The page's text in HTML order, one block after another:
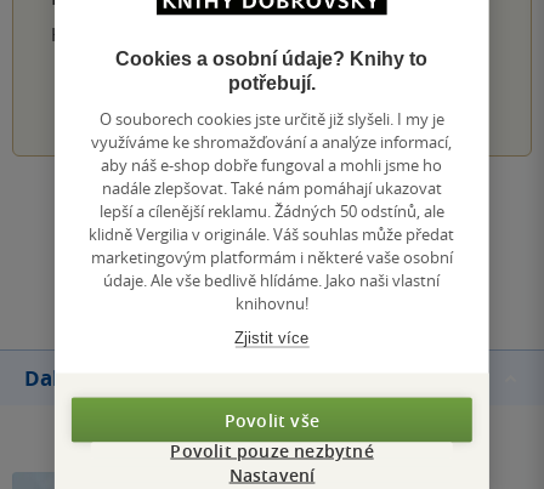
Hodnocení našich knihkupců: 0.0 z 5
Zobrazit všechna hodnocení
Přidat hodnocení
Další knihy autora
Cookies a osobní údaje? Knihy to
potřebují.
O souborech cookies jste určitě již slyšeli. I my je
využíváme ke shromažďování a analýze informací,
aby náš e-shop dobře fungoval a mohli jsme ho
nadále zlepšovat. Také nám pomáhají ukazovat
lepší a cílenější reklamu. Žádných 50 odstínů, ale
klidně Vergilia v originále. Váš souhlas může předat
marketingovým platformám i některé vaše osobní
údaje. Ale vše bedlivě hlídáme. Jako naši vlastní
knihovnu!
Zjistit více
Povolit vše
Povolit pouze nezbytné
Nastavení